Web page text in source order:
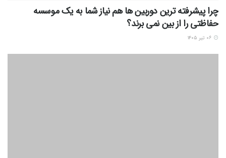
چرا پیشرفته ترین دوربین ها هم نیاز شما به یک موسسه
حفاظتی را از بین نمی برند؟